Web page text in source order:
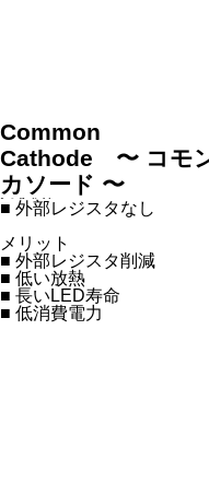
Common
Cathode 〜 コモ
カソード 〜
■ RGBそれぞれ別に電
力供給
■ 外部レジスタなし
メリット
■ 外部レジスタ削減
■ 低い放熱
■ 長いLED寿命
■ 低消費電力